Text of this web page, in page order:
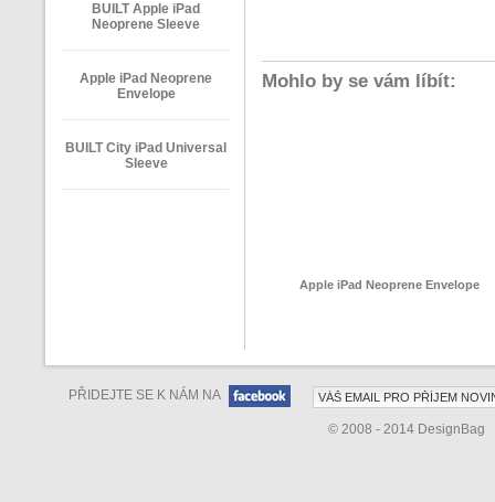
Mohlo by se vám líbít:
Apple iPad Neoprene Envelope
BUILT Apple iPad
Neoprene Sleeve
Apple iPad Neoprene
Envelope
BUILT City iPad Universal
Sleeve
PŘIDEJTE SE K NÁM NA
© 2008 - 2014 DesignBag